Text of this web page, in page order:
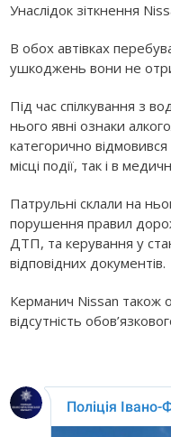
Унаслідок зіткнення
В обох автівках
ушкоджень вони не
Під час спілкування з
нього явні ознаки
категорично
місці події, так і в
Патрульні склали на
порушення правил
ДТП, та керування у
відповідних документів.
Керманич Nissan також
відсутність